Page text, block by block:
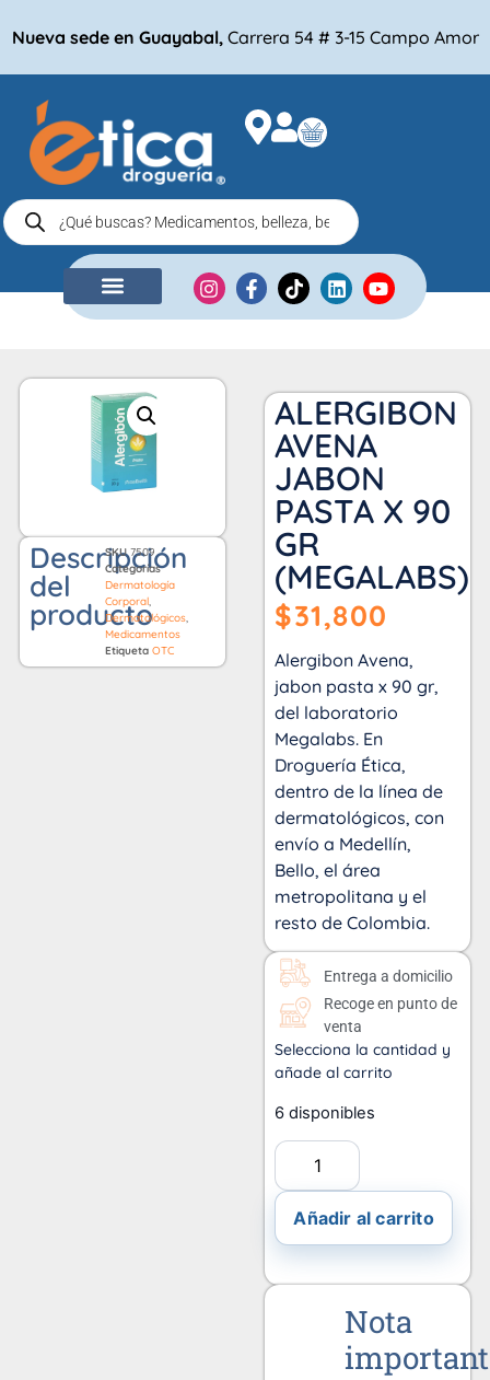
Nueva sede en Guayabal, Carrera 54 # 3-15 Campo Amor
Descripción
del
producto
SKU7509
Categorías
Dermatología
Corporal,
Dermatológicos,
Medicamentos
Etiqueta OTC
ALERGIBON
AVENA
JABON
PASTA X 90
GR
(MEGALABS)
$31,800
Alergibon Avena,
jabon pasta x 90 gr,
del laboratorio
Megalabs. En
Droguería Ética,
dentro de la línea de
dermatológicos, con
envío a Medellín,
Bello, el área
metropolitana y el
resto de Colombia.
Entrega a domicilio
Recoge en punto de
venta
Selecciona la cantidad y
añade al carrito
6 disponibles
Añadir al carrito
Nota